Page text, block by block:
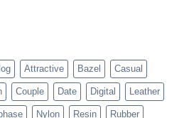
Attractive Bazel Casual
Couple Date Digital Leather
Nylon Resin Rubber